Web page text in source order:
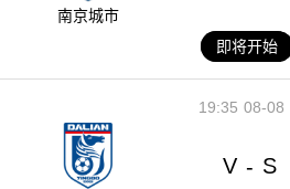
南京城市
即将开始
08-08
19:35
V - S